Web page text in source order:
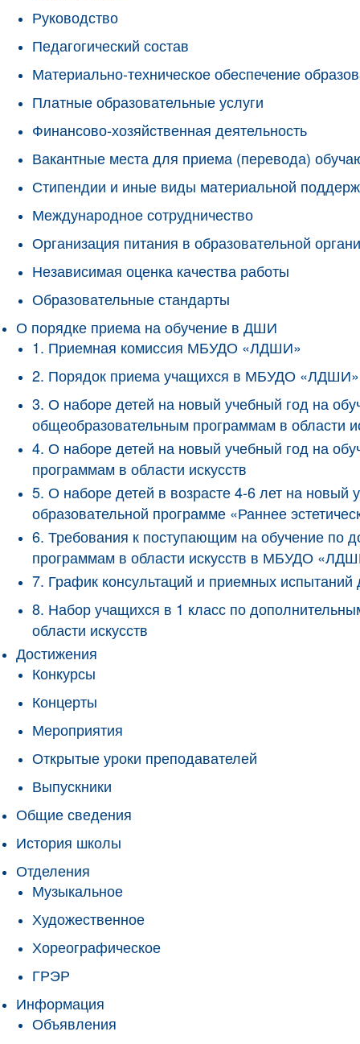
Руководство
Педагогический состав
Материально-техническое обеспечение
Платные образовательные услуги
Финансово-хозяйственная деятельность
Вакантные места для приема (перевода)
Стипендии и иные виды материальной
Международное сотрудничество
Организация питания в образовательной
Независимая оценка качества работы
Образовательные стандарты
О порядке приема на обучение в ДШИ
1. Приемная комиссия МБУДО «ЛДШИ»
2. Порядок приема учащихся в МБУДО «ЛДШИ»
3. О наборе детей на новый учебный год на
общеобразовательным программам в области
4. О наборе детей на новый учебный год на
программам в области искусств
5. О наборе детей в возрасте 4-6 лет на
образовательной программе «Раннее
6. Требования к поступающим на обучение по
программам в области искусств в МБУДО
7. График консультаций и приемных
8. Набор учащихся в 1 класс по
области искусств
Достижения
Конкурсы
Концерты
Мероприятия
Открытые уроки преподавателей
Выпускники
Общие сведения
История школы
Отделения
Музыкальное
Художественное
Хореографическое
ГРЭР
Информация
Объявления